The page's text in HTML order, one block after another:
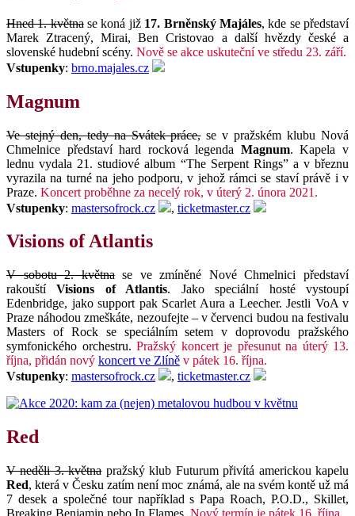
Hned 1. květnase koná již 17. Brněnský Majáles, kde se představí
Marek Ztracený, Mirai, Ben Cristovao a další hvězdy české a
slovenské hudební scény. Nově se akce uskuteční ve středu 23. září.
Vstupenky: brno.majales.cz
Magnum
Ve stejný den, tedy na Svátek práce,se v pražském klubu Nová
Chmelnice představí hard rocková legenda Magnum. Kapela v
lednu vydala 21. studiové album “The Serpent Rings” a v březnu
vyrazila na turné na jeho podporu, v jehož rámci se staví právě i v
Praze. Koncert proběhne za necelý rok, v úterý 2. února 2021.
Vstupenky: mastersofrock.cz , ticketmaster.cz
Visions of Atlantis
V sobotu 2. květnase ve zmíněné Nové Chmelnici představí
rakouštíVisions of Atlantis. Jako speciální hosté vystoupí
Edenbridge, jako support pak Scarlet Aura a Leecher. Jestli VoA v
Praze náhodou zmeškáte, nezoufejte – v červenci budou na festivalu
Masters of Rock se speciálním setem v doprovodu pražského
symfonického orchestru. Pražský koncert je přesunut na úterý 13.
října, přidán nový koncert ve Zlíně v pátek 16. října.
Vstupenky: mastersofrock.cz , ticketmaster.cz
Red
V neděli 3. květnapražský klub Futurum přivítá americkou kapelu
Red, která v Česku zatím není moc známá, ale na svém kontě už má
7 desek a společné tour například s Papa Roach, P.O.D., Skillet,